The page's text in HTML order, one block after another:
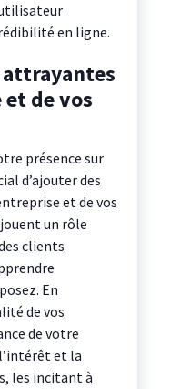
en ligne.
de vos
présence sur
d’ajouter des
et de vos
un rôle
clients
En
de vos
de votre
et la
les incitant à